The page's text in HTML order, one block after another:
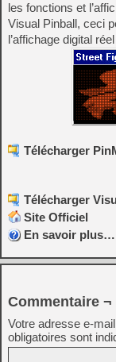
les fonctions et
Visual Pinball, ceci
l’affichage digital
Télécharger
Télécharger
Site Officiel
En savoir plus…
Commentaire ¬
Votre adresse e-
obligatoires sont